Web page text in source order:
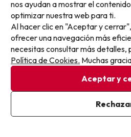
Ver todos los
Otras iniciativas de éxito del
son Esquiades.com (la web
España) y Amimir.com, el
de 1.000.000 de
nos ayudan a mostrar el
optimizar nuestra web para ti.
Al hacer clic en "Aceptar y
ofrecer una navegación más
necesitas consultar más detalles,
Política de Cookies. Muchas
Aceptar y